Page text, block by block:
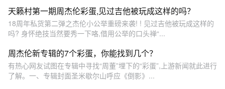
天籁村第一期周杰伦彩蛋,见过吉他被玩成这样的吗？
18周年私货第二弹之杰伦小公举重磅来袭! ! 见过吉他被玩成这样的
吗? 身怀绝技当然要秀一下咯,借用公举的口头禅“...
周杰伦新专辑的7个彩蛋，你能找到几个？
有热心网友试图在专辑中寻找“周董”埋下的“彩蛋”,上游新闻就此进行
了解。一、专辑封面圣米歇尔山呼应《倒影》...